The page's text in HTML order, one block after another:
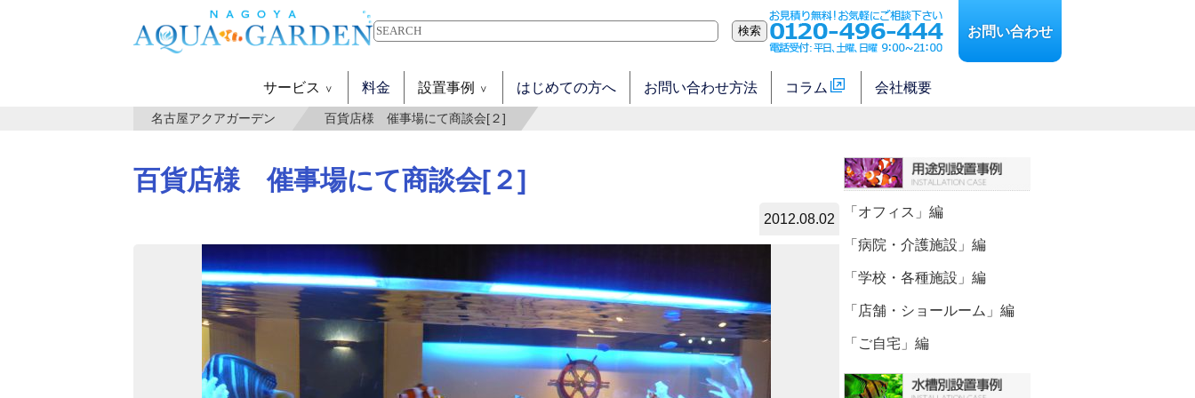
検索 お問い合わせ
サービス 料金 設置事例 はじめての方へ お問い合わせ方法 コラム 会社概要
名古屋アクアガーデン 百貨店様 催事場にて商談会[２]
百貨店様 催事場にて商談会[２]
2012.08.02 「オフィス」編
「病院・介護施設」編
「学校・各種施設」編
「店舗・ショールーム」編
「ご自宅」編